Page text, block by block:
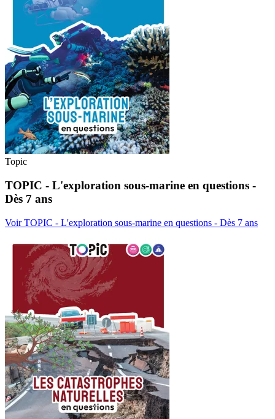
Topic
TOPIC - L'exploration sous-marine en questions -
Dès 7 ans
Voir TOPIC - L'exploration sous-marine en questions - Dès 7 ans